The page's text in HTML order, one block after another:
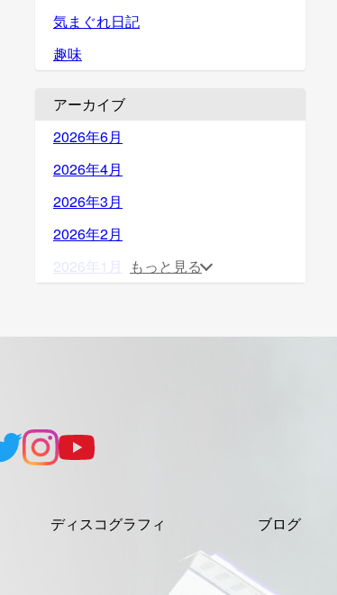
気まぐれ日記
趣味
アーカイブ
2026年6月
2026年4月
2026年3月
2026年2月
2026年1月
2025年8月
2025年7月
2025年5月
もっと見る
ディスコグラフィ ブログ